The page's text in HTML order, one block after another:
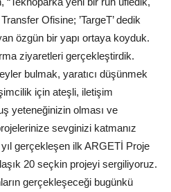
Transfer Ofisine; ’TargeT’ dedik
özgün bir yapı ortaya koyduk.
ziyaretleri gerçekleştirdik.
bulmak, yaratıcı düşünmek
için ateşli, iletişim
yeteneğinizin olması ve
sevginizi katmanız
gerçekleşen ilk ARGETİ Proje
20 seçkin projeyi sergiliyoruz.
gerçekleşeceği bugünkü